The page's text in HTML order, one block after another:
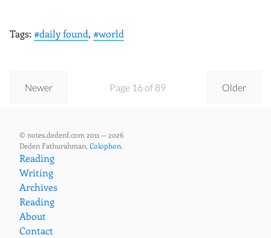
Tags: #daily found, #world
Newer Older
Page 16 of 89
© notes.dedenf.com 2011 — 2026
Deden Fathurahman, Colophon.
Reading
Writing
Archives
Reading
About
Contact